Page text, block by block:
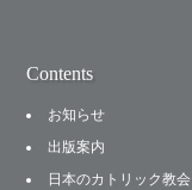
Contents
お知らせ
出版案内
日本のカトリック教会